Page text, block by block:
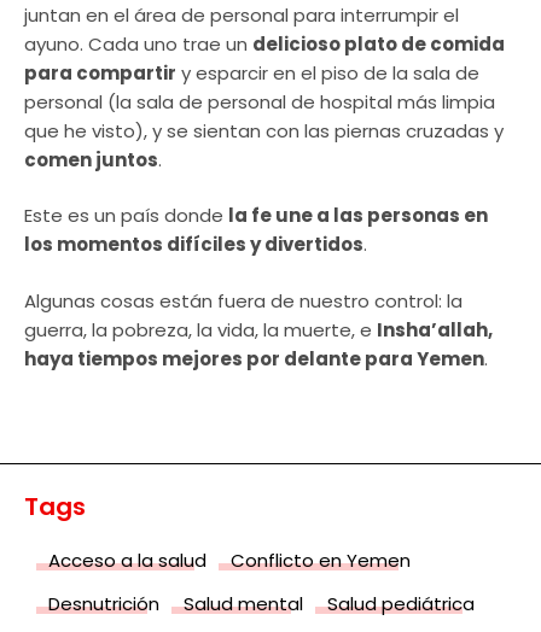
juntan en el área de personal para interrumpir el
ayuno. Cada uno trae un delicioso plato de comida
para compartir y esparcir en el piso de la sala de
personal (la sala de personal de hospital más limpia
que he visto), y se sientan con las piernas cruzadas y
comen juntos.
Este es un país donde la fe une a las personas en
los momentos difíciles y divertidos.
Algunas cosas están fuera de nuestro control: la
guerra, la pobreza, la vida, la muerte, e Insha’allah,
haya tiempos mejores por delante para Yemen.
Tags
Acceso a la salud
Conflicto en Yemen
Desnutrición
Salud mental
Salud pediátrica